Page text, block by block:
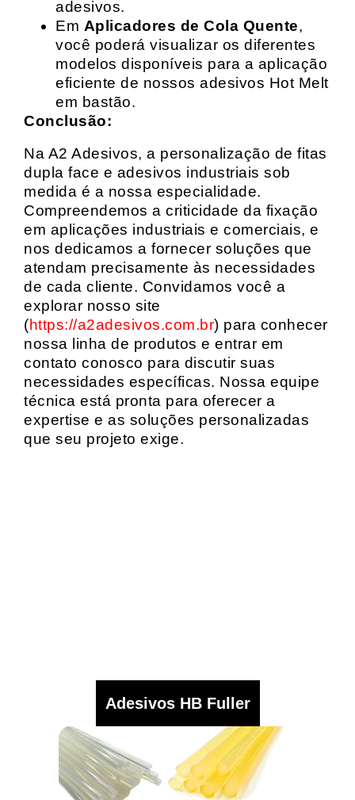
adesivos.
Em Aplicadores de Cola Quente,
você poderá visualizar os diferentes
modelos disponíveis para a aplicação
eficiente de nossos adesivos Hot Melt
em bastão.
Conclusão:
Na A2 Adesivos, a personalização de fitas
dupla face e adesivos industriais sob
medida é a nossa especialidade.
Compreendemos a criticidade da fixação
em aplicações industriais e comerciais, e
nos dedicamos a fornecer soluções que
atendam precisamente às necessidades
de cada cliente. Convidamos você a
explorar nosso site
(https://a2adesivos.com.br) para conhecer
nossa linha de produtos e entrar em
contato conosco para discutir suas
necessidades específicas. Nossa equipe
técnica está pronta para oferecer a
expertise e as soluções personalizadas
que seu projeto exige.
Adesivos HB Fuller